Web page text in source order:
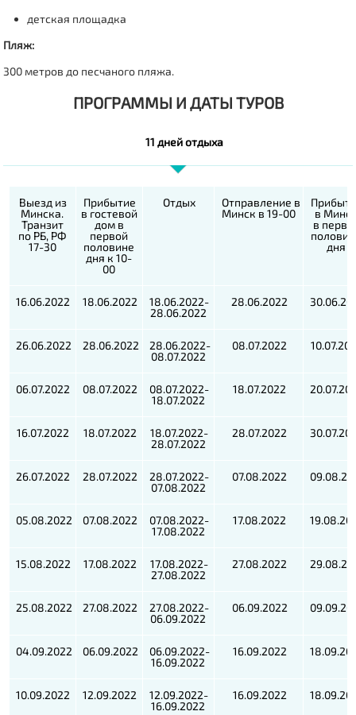
детская площадка
Пляж:
300 метров до песчаного пляжа.
ПРОГРАММЫ И ДАТЫ ТУРОВ
11 дней отдыха
Выезд из
Минска.
Транзит
по РБ, РФ
17-30
Прибытие
в гостевой
дом в
первой
половине
дня к 10-
00
Отдых Отправление в
Минск в 19-00
в
в
дня
16.06.2022 18.06.2022
18.06.2022-
28.06.2022
28.06.2022
26.06.2022 28.06.2022
28.06.2022-
08.07.2022
08.07.2022
06.07.2022 08.07.2022
08.07.2022-
18.07.2022
18.07.2022
16.07.2022 18.07.2022
18.07.2022-
28.07.2022
28.07.2022
26.07.2022 28.07.2022
28.07.2022-
07.08.2022
07.08.2022
05.08.2022 07.08.2022
07.08.2022-
17.08.2022
17.08.2022
15.08.2022 17.08.2022
17.08.2022-
27.08.2022
27.08.2022
25.08.2022 27.08.2022
27.08.2022-
06.09.2022
06.09.2022
04.09.2022 06.09.2022
06.09.2022-
16.09.2022
16.09.2022
10.09.2022 12.09.2022
12.09.2022-
16.09.2022
16.09.2022